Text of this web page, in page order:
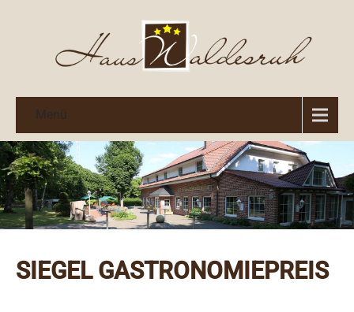
Menü
SIEGEL GASTRONOMIEPREIS